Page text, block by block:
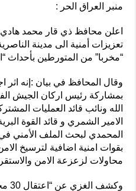
منبر العراق الحر :
اعلن محافظ ذي قار محمد هادي
“مخربا” من المتورطين
وقال المحافظ في بيان :إنه اثر
بمشاركة رئيس اركان الجيش
الله ونائب قائد العمليات
الامير الشمري و قائد القوة
المحمدي لبحث الملف الأمني
بقوات امنية اضافية لترسيخ
محاولات لزعزعة الامن